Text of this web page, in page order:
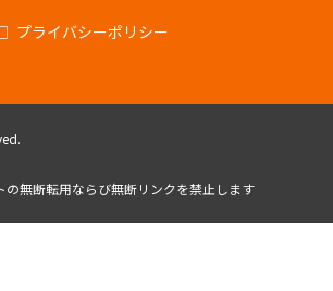
プライバシーポリシー
無断転用ならび無断リンクを禁止します